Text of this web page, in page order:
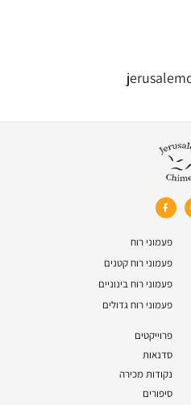
פעמוני רוח
פעמוני רוח קטנים
פעמוני רוח בינוניים
פעמוני רוח גדולים
פרוייקטים
סדנאות
נקודות מכירה
סיפורים